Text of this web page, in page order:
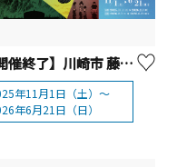
【開催終了】川崎市 藤子・F・不二雄ミュージアム 「大長編ドラえもん のび太の海底鬼岩城と冒険のひみつ展 」
年11月1日（土）～
年6月21日（日）